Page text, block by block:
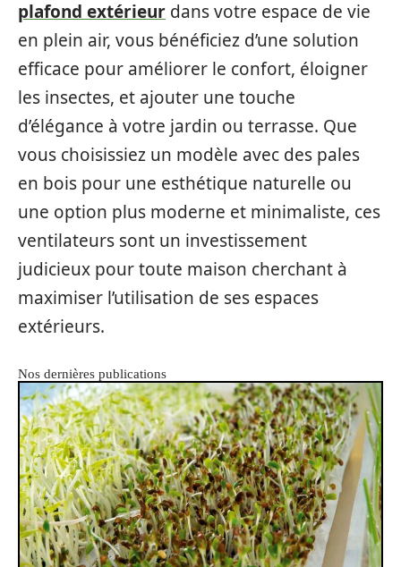
plafond extérieur dans votre espace de vie
en plein air, vous bénéficiez d’une solution
efficace pour améliorer le confort, éloigner
les insectes, et ajouter une touche
d’élégance à votre jardin ou terrasse. Que
vous choisissiez un modèle avec des pales
en bois pour une esthétique naturelle ou
une option plus moderne et minimaliste, ces
ventilateurs sont un investissement
judicieux pour toute maison cherchant à
maximiser l’utilisation de ses espaces
extérieurs.
Nos dernières publications